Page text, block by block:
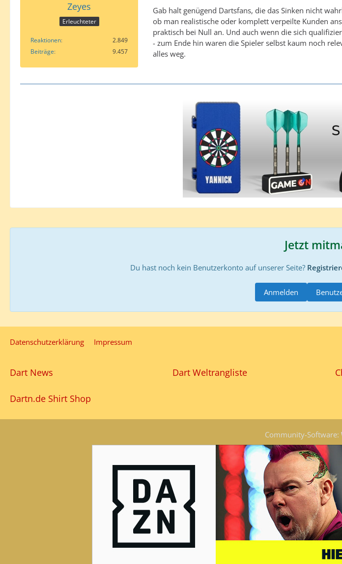
Zeyes
Erleuchteter
Reaktionen
2.849
Beiträge
9.457
Gab halt genügend Dartsfans, die das Sinken nicht
ob man realistische oder komplett verpeilte Kunden
praktisch bei Null an. Und auch wenn die sich
- zum Ende hin waren die Spieler selbst kaum noch
alles weg.
Jetzt
Du hast noch kein Benutzerkonto auf unserer Seite?
Anmelden
Datenschutzerklärung Impressum
Dart News Dart Weltrangliste
Dartn.de Shirt Shop
Community-Software: